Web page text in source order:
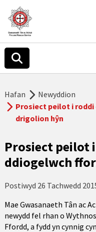
Hafan
Newyddion
Prosiect peilot i
drigolion hŷn
Prosiect peilot
ddiogelwch
Postiwyd 26 Tachwedd
Mae Gwasanaeth Tân ac
newydd fel rhan o
Ffordd, a fydd yn cynnig